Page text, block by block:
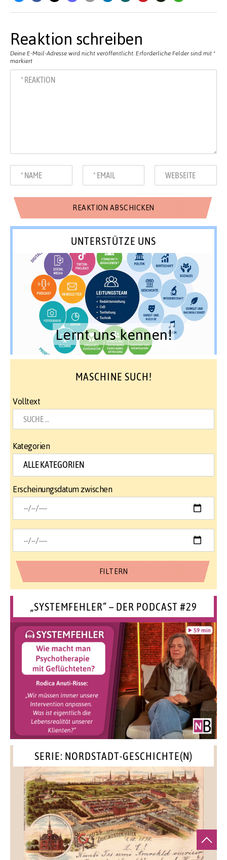
Reaktion schreiben
Deine E-Mail-Adresse wird nicht veröffentlicht. Erforderliche Felder sind mit *
markiert
UNTERSTÜTZE UNS
Lernt uns kennen!
MASCHINE SUCH!
Volltext
Kategorien
Erscheinungsdatum zwischen
„SYSTEMFEHLER“ – DER PODCAST #29
SERIE: NORDSTADT-GESCHICHTE(N)